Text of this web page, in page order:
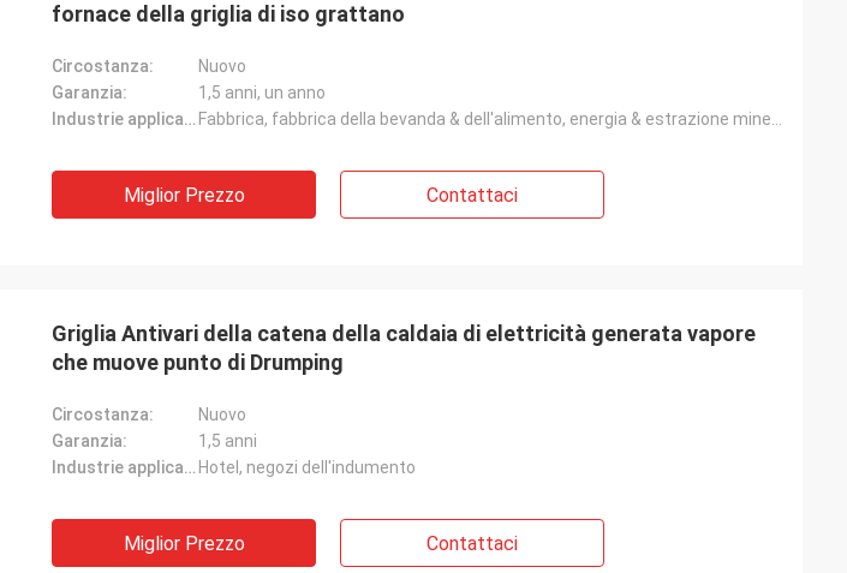
fornace della griglia di iso grattano
Circostanza:
Nuovo
Garanzia:
1,5 anni, un anno
Industrie applicabili:
Miglior Prezzo Contattaci
Griglia Antivari della catena della caldaia di elettricità generata vapore
che muove punto di Drumping
Circostanza:
Nuovo
Garanzia:
1,5 anni
Industrie applicabili: Hotel, negozi dell'indumento
Miglior Prezzo Contattaci